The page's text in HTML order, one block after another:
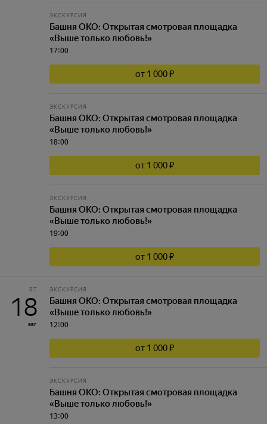
ЭКСКУРСИЯ
Башня ОКО: Открытая смотровая площадка
«Выше только любовь!»
17:00
от 1 000 ₽
ЭКСКУРСИЯ
Башня ОКО: Открытая смотровая площадка
«Выше только любовь!»
18:00
от 1 000 ₽
ЭКСКУРСИЯ
Башня ОКО: Открытая смотровая площадка
«Выше только любовь!»
19:00
от 1 000 ₽
ВТ
18
авг
ЭКСКУРСИЯ
Башня ОКО: Открытая смотровая площадка
«Выше только любовь!»
12:00
от 1 000 ₽
ЭКСКУРСИЯ
Башня ОКО: Открытая смотровая площадка
«Выше только любовь!»
13:00